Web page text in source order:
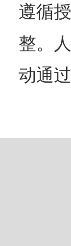
遵循
整。
动通